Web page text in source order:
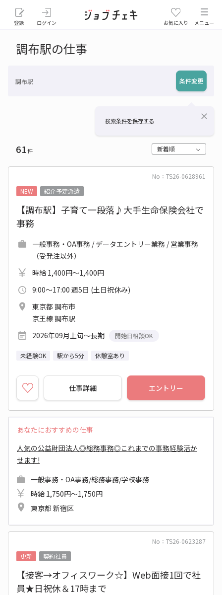
登録 ログイン お気に入り メニュー
調布駅の仕事
調布駅 条件変更
検索条件を保存する close
61件 新着順
No：TS26-0628961
NEW
紹介予定派遣
【調布駅】子育て一段落♪大手生命保険会社で
事務
一般事務・OA事務 / データエントリー業務 / 営業事務
（受発注以外）
時給 1,400円～1,400円
9:00～17:00 週5日 (土日祝休み)
東京都 調布市
京王線 調布駅
2026年09月上旬～長期
開始日相談OK
未経験OK 駅から5分 休憩室あり
仕事詳細 エントリー
あなたにおすすめの仕事
人気の公益財団法人◎総務事務◎これまでの事務経験活か
せます!
一般事務・OA事務/総務事務/学校事務
時給 1,750円～1,750円
東京都 新宿区
No：TS26-0623287
更新
契約社員
【接客→オフィスワーク☆】Web面接1回で社
員★日祝休＆17時まで